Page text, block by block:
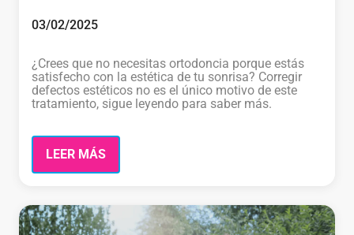
03/02/2025
¿Crees que no necesitas ortodoncia porque estás
satisfecho con la estética de tu sonrisa? Corregir
defectos estéticos no es el único motivo de este
tratamiento, sigue leyendo para saber más.
LEER MÁS